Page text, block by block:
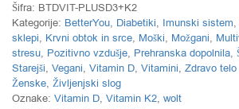
Šifra: BTDVIT-PLUSD3+K2
Kategorije: BetterYou, Diabetiki, Imunski sistem,
sklepi, Krvni obtok in srce, Moški, Možgani,
stresu, Pozitivno vzdušje, Prehranska dopolnila,
Starejši, Vegani, Vitamin D, Vitamini, Zdravo
Ženske, Življenjski slog
Oznake: Vitamin D, Vitamin K2, wolt